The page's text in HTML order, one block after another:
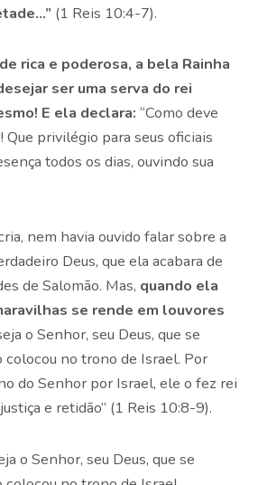
(1 Reis 10:4-7).
rica e poderosa, a bela Rainha
ser uma serva do rei
E ela declara:“Como deve
Que privilégio para seus oficiais
todos os dias, ouvindo sua
nem havia ouvido falar sobre a
Deus, que ela acabara de
de Salomão. Mas, quando ela
se rende em louvores
o Senhor, seu Deus, que se
colocou no trono de Israel. Por
do Senhor por Israel, ele o fez rei
e retidão” (1 Reis 10:8-9).
o Senhor, seu Deus, que se